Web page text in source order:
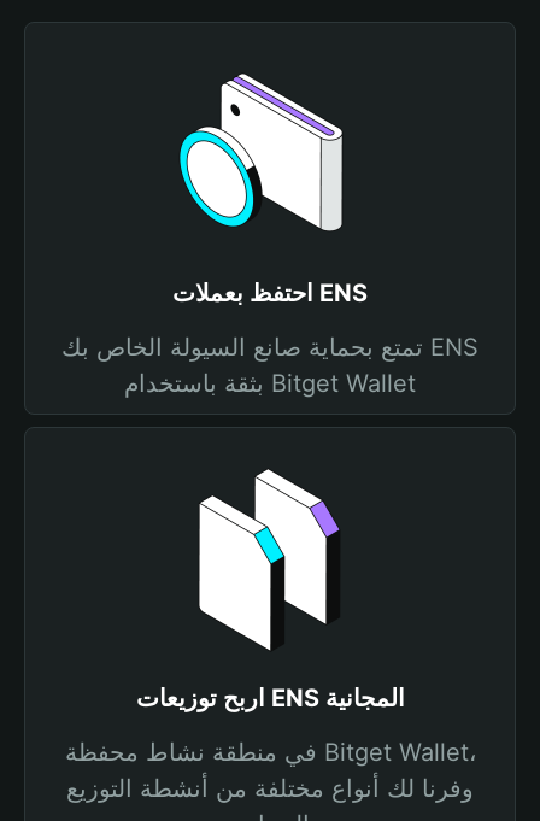
احتفظ بعملات ENS
تمتع بحماية صانع السيولة الخاص بك ENS
بثقة باستخدام Bitget Wallet
اربح توزيعات ENS المجانية
في منطقة نشاط محفظة Bitget Wallet،
وفرنا لك أنواع مختلفة من أنشطة التوزيع